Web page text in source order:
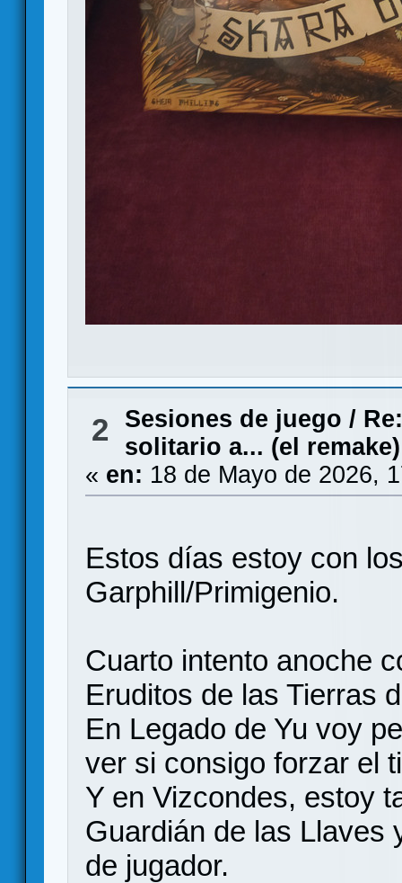
2 Sesiones de juego /
solitario a... (el remake)
« en: 18 de Mayo de 2026,
Estos días estoy con
Garphill/Primigenio.
Cuarto intento anoche
Eruditos de las Tierras
En Legado de Yu voy
ver si consigo forzar el
Y en Vizcondes, estoy
Guardián de las Llaves
de jugador.